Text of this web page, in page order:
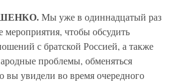
Мы уже в одиннадцатый раз
чтобы обсудить
с братской Россией, а также
проблемы, обменяться
вы увидели во время очередного